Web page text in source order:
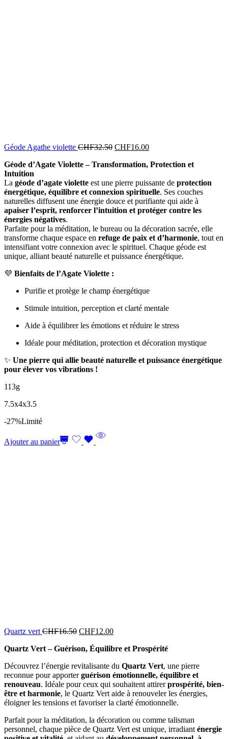
Géode Agathe violette CHF32.50 CHF16.00
Géode d’Agate Violette – Transformation, Protection et
Intuition
La géode d’agate violette est une pierre puissante de protection
énergétique, équilibre et connexion spirituelle. Ses couches
naturelles diffusent une énergie douce et purifiante qui aide à
apaiser l’esprit, renforcer l’intuition et protéger contre les
énergies négatives.
Parfaite pour la méditation, le bureau ou la décoration sacrée, elle
transforme chaque espace en refuge de paix et d’harmonie, tout en
intensifiant votre connexion avec le spirituel. Chaque géode est
unique, alliant beauté naturelle et puissance énergétique.
💜 Bienfaits de l’Agate Violette :
Purifie et protège le champ énergétique
Stimule intuition, perception et clarté mentale
Aide à équilibrer les émotions et réduire le stress
Idéale pour méditation, protection et décoration mystique
✨ Une pierre qui allie beauté naturelle et puissance énergétique
pour élever vos vibrations !
113g
7.5x4x3.5
-27%Limité
Ajouter au panier
Quartz vert CHF16.50 CHF12.00
Quartz Vert – Guérison, Équilibre et Prospérité
Découvrez l’énergie revitalisante du Quartz Vert, une pierre
reconnue pour apporterguérison émotionnelle, équilibre et
renouveau. Idéale pour ceux qui souhaitent attirerprospérité, bien-
être et harmonie, le Quartz Vert aide à renouveler les énergies,
éloigner les tensions et favoriser la clarté émotionnelle.
Parfait pour la méditation, la décoration ou comme talisman
personnel, chaque pièce de Quartz Vert est unique, irradiant énergie